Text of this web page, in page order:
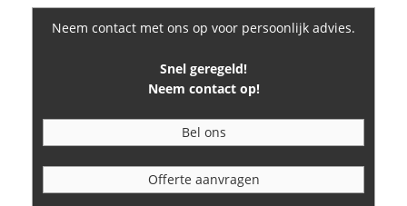
Neem contact met ons op voor persoonlijk advies.
Snel geregeld!
Neem contact op!
Bel ons
Offerte aanvragen